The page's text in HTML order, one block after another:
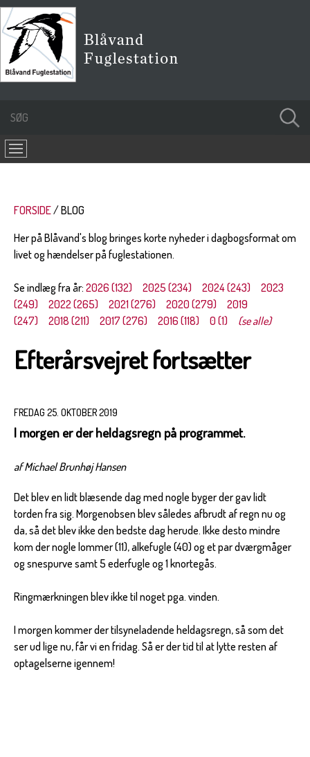
FORSIDE
BLOG
Her på Blåvand's blog bringes korte nyheder i dagbogsformat om
livet og hændelser på fuglestationen.
Se indlæg fra år: 2026 (132) 2025 (234) 2024 (243)
2023
(249)
2022 (265) 2021 (276) 2020 (279)
2019
(247)
2018 (211) 2017 (276) 2016 (118) 0 (1) (se alle)
Efterårsvejret fortsætter
FREDAG 25. OKTOBER 2019
I morgen er der heldagsregn på programmet.
af Michael Brunhøj Hansen
Det blev en lidt blæsende dag med nogle byger der gav lidt
torden fra sig. Morgenobsen blev således afbrudt af regn nu og
da, så det blev ikke den bedste dag herude. Ikke desto mindre
kom der nogle lommer (11), alkefugle (40) og et par dværgmåger
og snespurve samt 5 ederfugle og 1 knortegås.
Ringmærkningen blev ikke til noget pga. vinden.
I morgen kommer der tilsyneladende heldagsregn, så som det
ser ud lige nu, får vi en fridag. Så er der tid til at lytte resten af
optagelserne igennem!